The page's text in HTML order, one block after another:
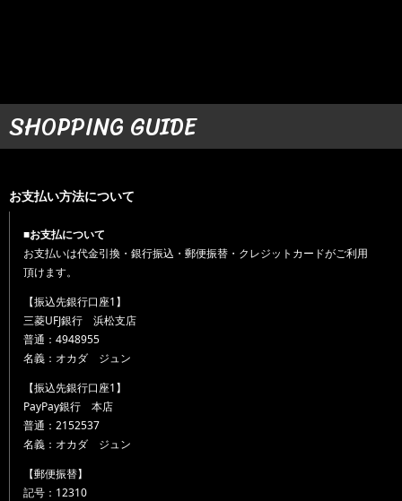
SHOPPING GUIDE
お支払い方法について
■お支払について
お支払いは代金引換・銀行振込・郵便振替・クレジットカードがご利用
頂けます。
【振込先銀行口座1】
三菱UFJ銀行 浜松支店
普通：4948955
名義：オカダ ジュン
【振込先銀行口座1】
PayPay銀行 本店
普通：2152537
名義：オカダ ジュン
【郵便振替】
記号：12310